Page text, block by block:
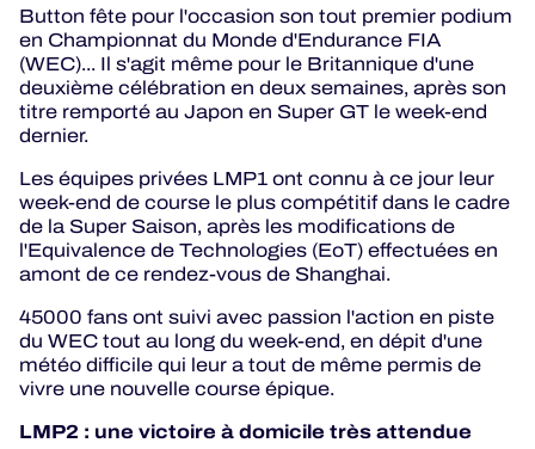
Button fête pour l'occasion son tout premier podium
en Championnat du Monde d'Endurance FIA
(WEC)... Il s'agit même pour le Britannique d'une
deuxième célébration en deux semaines, après son
titre remporté au Japon en Super GT le week-end
dernier.
Les équipes privées LMP1 ont connu à ce jour leur
week-end de course le plus compétitif dans le cadre
de la Super Saison, après les modifications de
l'Equivalence de Technologies (EoT) effectuées en
amont de ce rendez-vous de Shanghai.
45000 fans ont suivi avec passion l'action en piste
du WEC tout au long du week-end, en dépit d'une
météo difficile qui leur a tout de même permis de
vivre une nouvelle course épique.
LMP2 : une victoire à domicile très attendue